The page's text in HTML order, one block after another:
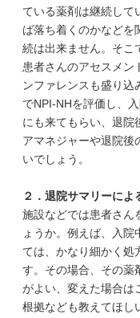
ている薬剤は継続して
ば落ち着くのかなどを
続は出来ません。そこ
患者さんのアセスメン
ンファレンスも盛り込
でNPI-NHを評価し、
にも来てもらい、退院
アマネジャーや退院後
いでしょう。
２．退院サマリーによ
施設などでは患者さん
ょうか。例えば、入
ては、かなり細かく処
す。その場合、その薬
がよい、変えた場合は
根拠なども教えてほし